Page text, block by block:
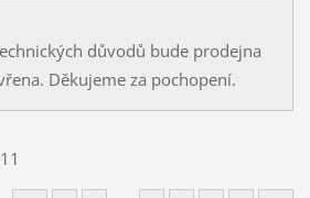
důvodů bude prodejna
Děkujeme za pochopení.